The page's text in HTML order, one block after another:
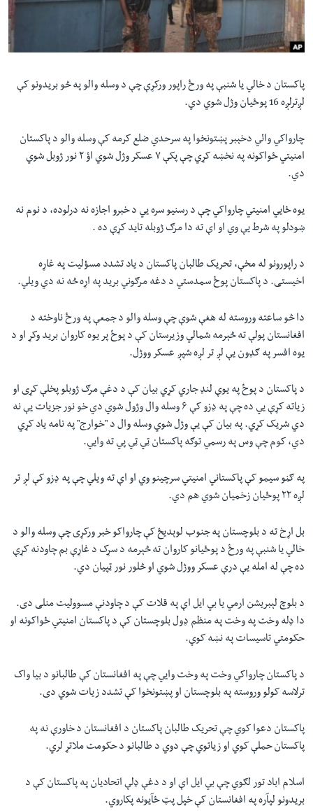
دلته
مخکې
لټون
اداریه
Learning English
FOLLOW US
ژبې
پاکستان د خالي یا شنبې په ورځ راپور ورکړې چې د وسله والو په څو بریدونو کې
لږترلږه 16 پوځیان وژل شوي دي.
چارواکي وائي دخېبر پښتونخوا په سرحدي ضلع کرمه کې وسله والو د پاکستان
امنيتي ځواکونه په نخښه کړي چې پکې ۷ عسکر وژل شوي اؤ ۲ نور ژوبل شوي
دي.
یوه ځايي امنیتي چارواکي چې د رسنیو سره یي د خبرو اجازه نه درلوده، د نوم نه
ښودلو په شرط یې وي او اې ته دا مرګ ژوبله تاید کړې ده .
د راپورونو له مخې، تحریک طالبان پاکستان د یاد تشدد مسؤلیت په غاړه
اخیستی. د پاکستان پوځ سمدستي د دغه مرګوني برید په اړه څه نه دي ویلي.
دا څو ساعته وروسته له هغې شوې چې وسله والو د جمعې په ورځ ناوخته د
افغانستان پولې ته څېرمه شمالي وزیرستان کې د پوځ پر یوه کاروان برید وکړ او د
یوه افسر په ګډون یې لږ تر لږه شپږ عسکر ووژل.
د پاکستان د پوځ په یوې لنډ جاري کړي بیان کې د دغې مرګ ژوبلو پخلې کړی او
زیاته کړې یي ده چې په ډزو کې ۶ وسله وال وژول شوي دي خو نور جزیات یې نه
دي شریک کړي. په بیان کې یې وژل شوي وسله وال د "خوارج" په نامه یاد کړي
دي، کوم چې وس په رسمي توګه پاکستان ټي ټي پي ته وایي.
په ګڼو سیمو کې پاکستاني امنیتي سرچینو وي او اې ته ویلي چې په ډزو کې لږ تر
لږه ۲۲ پوځیان زخمیان شوي هم دي.
بل اړخ ته د بلوچستان په جنوب لوېديځ کې چارواکو خبر ورکړى چې وسله والو د
خالي یا شنبې په ورځ د پوځيانو کاروان ته څېرمه د سړک د غاړې بم چاودنه کړې
ده چې له امله یې درې عسکر ووژل شوي او څلور نور ټپيان دي.
د بلوچ لېبریشن ارمي یا بي ایل اې په قلات کې د چاودنې مسوولیت منلی دی.
دا ډله وخت په وخت په منظم ډول بلوچستان کې د پاکستان امنیتي ځواکونه او
حکومتي تاسیسات په نښه کوي.
د پاکستان چارواکي وخت په وخت وایي چې په افغانستان کې طالبانو د بیا واک
ترلاسه کولو وروسته په بلوچستان او پښتونخوا کې تشدد زیات شوي دی.
پاکستان دعوا کوي چې تحریک طالبان پاکستان د افغانستان د خاورې نه په
پاکستان حملې کوي او زیاتوي چې دوي د طالبانو د حکومت ملاتړ لري.
اسلام اباد تور لګوي چې بي ایل اې او د دغې ډلې اتحادیان په پاکستان کې د
بریدونو لپآره په افغانستان کې خپل پټ ځآیونه پکاروي.